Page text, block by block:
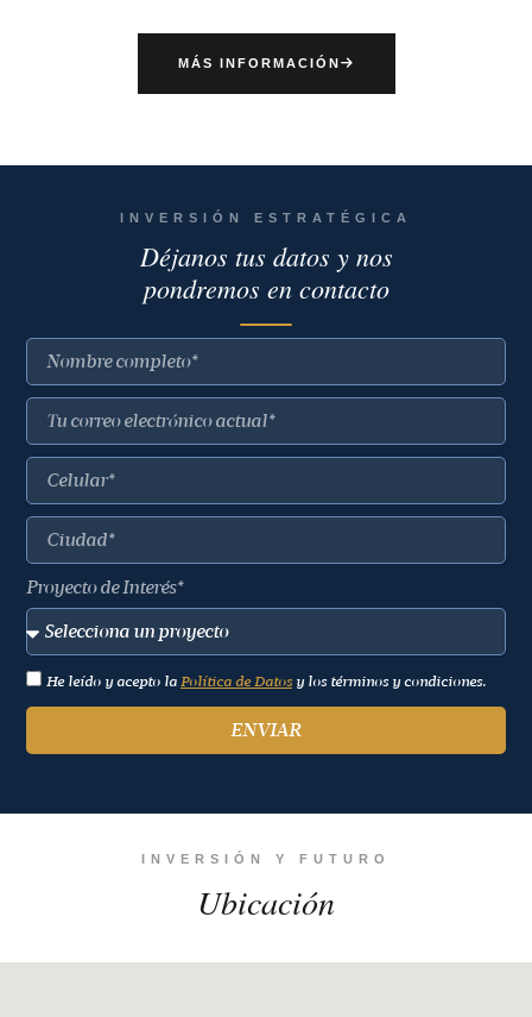
MÁS INFORMACIÓN
INVERSIÓN ESTRATÉGICA
Déjanos tus datos y nos
pondremos en contacto
Proyecto de Interés*
He leído y acepto la Política de Datos y los términos y condiciones.
ENVIAR
INVERSIÓN Y FUTURO
Ubicación